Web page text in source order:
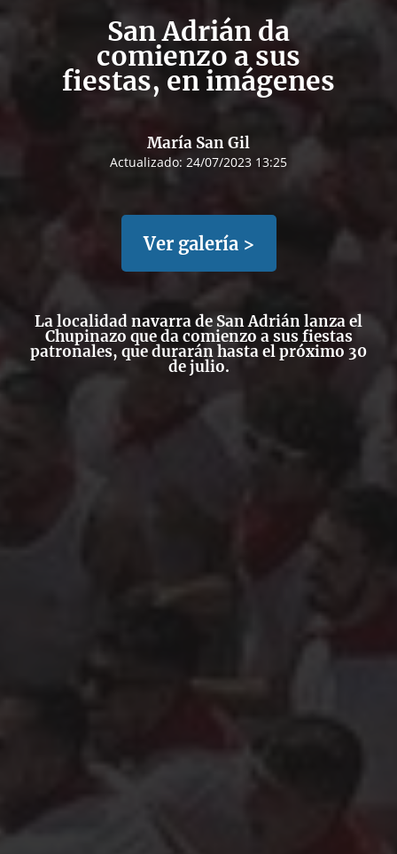
San Adrián da
comienzo a sus
fiestas, en imágenes
María San Gil
Actualizado: 24/07/2023 13:25
Ver galería >
La localidad navarra de San Adrián lanza el
Chupinazo que da comienzo a sus fiestas
patronales, que durarán hasta el próximo 30
de julio.